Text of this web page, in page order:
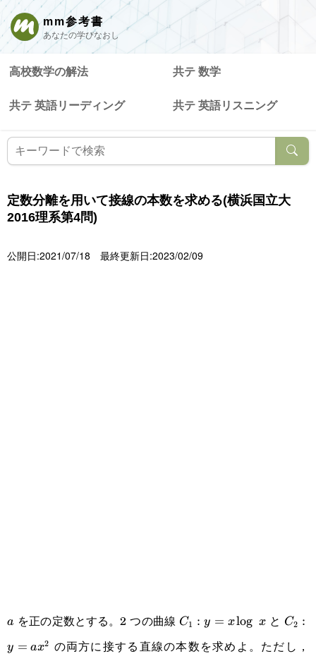
mm参考書
あなたの学びなおし
高校数学の解法 共テ 数学
共テ 英語リーディング 共テ 英語リスニング
定数分離を用いて接線の本数を求める(横浜国立大
2016理系第4問)
公開日:2021/07/18 最終更新日:2023/02/09
a を正の定数とする。2 つの曲線 C_1:y=x\log x
C1 : y = xlog xと C2 :
y = ax2 の両方に接する直線の本数を求めよ。ただし，